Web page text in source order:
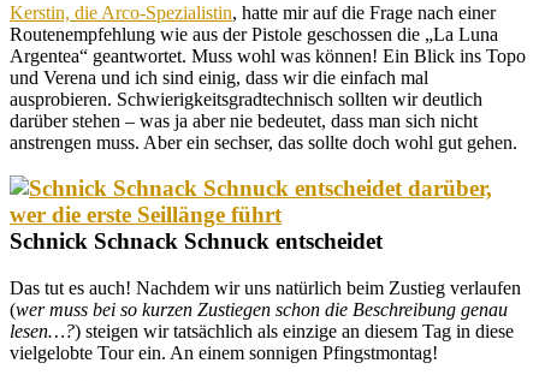
Kerstin, die Arco-Spezialistin, hatte mir auf die Frage nach einer
Routenempfehlung wie aus der Pistole geschossen die „La Luna
Argentea“ geantwortet. Muss wohl was können! Ein Blick ins Topo
und Verena und ich sind einig, dass wir die einfach mal
ausprobieren. Schwierigkeitsgradtechnisch sollten wir deutlich
darüber stehen – was ja aber nie bedeutet, dass man sich nicht
anstrengen muss. Aber ein sechser, das sollte doch wohl gut gehen.
Schnick Schnack Schnuck entscheidet
Das tut es auch! Nachdem wir uns natürlich beim Zustieg verlaufen
(wer muss bei so kurzen Zustiegen schon die Beschreibung genau
lesen…?) steigen wir tatsächlich als einzige an diesem Tag in diese
vielgelobte Tour ein. An einem sonnigen Pfingstmontag!